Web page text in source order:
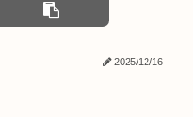
2025/12/16